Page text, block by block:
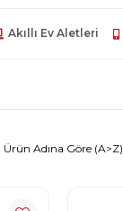
Akıllı Ev Aletleri
Ürün Adına Göre (A>Z)